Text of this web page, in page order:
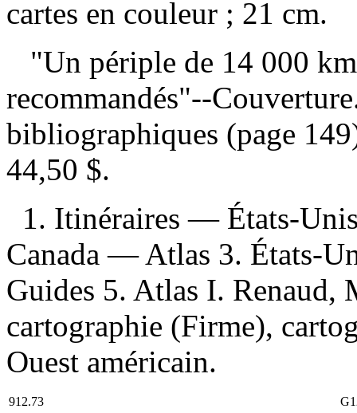
cartes en couleur ; 21 cm.
"Un périple de 14 000
recommandés"--
bibliographiques (page
44,50 $.
1. Itinéraires — États-
Canada — Atlas 3. États-
Guides 5. Atlas I.
cartographie (Firme),
Ouest américain.
912.73